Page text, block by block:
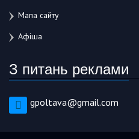
Мапа сайту
Афіша
З питань реклами
gpoltava@gmail.com